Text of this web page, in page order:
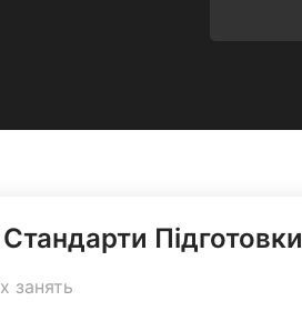
Підготовки
занять